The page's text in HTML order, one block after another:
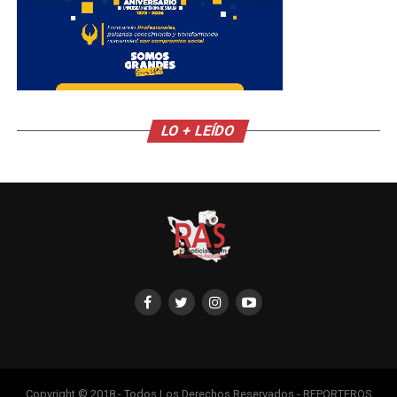
LO + LEÍDO
Copyright © 2018 - Todos Los Derechos Reservados - REPORTEROS